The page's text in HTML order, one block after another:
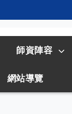
師資陣容
網站導覽